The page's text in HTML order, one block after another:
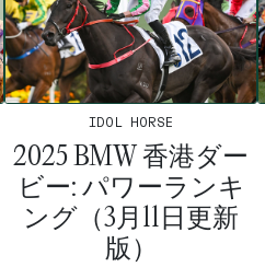
IDOL HORSE
2025 BMW 香港ダー
ビー: パワーランキ
ング（3月11日更新
版）